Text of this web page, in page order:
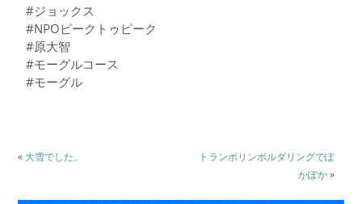
#ジョックス
#NPOピークトゥピーク
#原大智
#モーグルコース
#モーグル
« 大雪でした。
トランポリンボルダリングでぽ
かぽか»